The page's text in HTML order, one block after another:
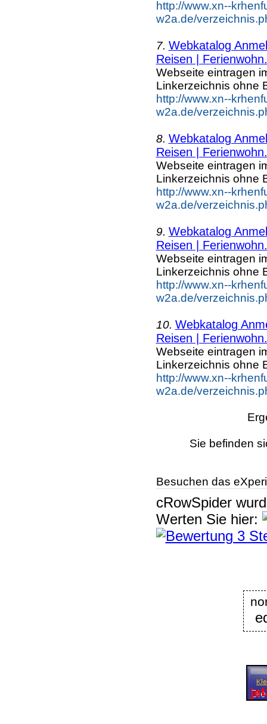
http://www.xn--
w2a.de/
7. Webkatalog
Reisen |
Webseite eintragen
Linkerzeichnis ohne
http://www.xn--
w2a.de/
8. Webkatalog
Reisen |
Webseite eintragen
Linkerzeichnis ohne
http://www.xn--
w2a.de/
9. Webkatalog
Reisen |
Webseite eintragen
Linkerzeichnis ohne
http://www.xn--
w2a.de/
10. Webkatalog
Reisen |
Webseite eintragen
Linkerzeichnis ohne
http://www.xn--
w2a.de/
Sie befinden
Besuchen das
cRowSpider
Werten Sie hier: